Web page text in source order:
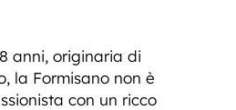
anni, originaria di
la Formisano non è
con un ricco